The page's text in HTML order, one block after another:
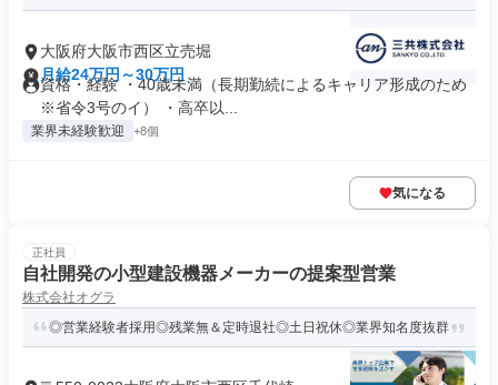
大阪府大阪市西区立売堀
月給24万円～30万円
資格・経験 ・40歳未満（長期勤続によるキャリア形成のため
※省令3号のイ） ・高卒以...
業界未経験歓迎 +8個
気になる
正社員
自社開発の小型建設機器メーカーの提案型営業
株式会社オグラ
◎営業経験者採用◎残業無＆定時退社◎土日祝休◎業界知名度抜群